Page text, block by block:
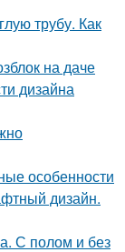
трубу. Как
на даче
дизайна
особенности
дизайн.
С полом и без